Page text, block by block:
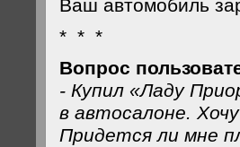
Ваш автомобиль
* * *
Вопрос
- Купил «Ладу
в автосалоне.
Придется ли мне